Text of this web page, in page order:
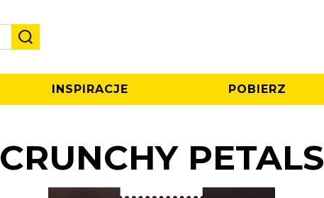
INSPIRACJE POBIERZ
CRUNCHY PETALS